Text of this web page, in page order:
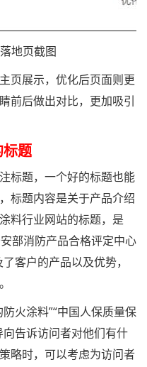
地页截图
展示，优化后页面则更
前后做出对比，更加吸引
题
题，一个好的标题也能
标题内容是关于产品介绍
料行业网站的标题，是
部消防产品合格评定中心
客户的产品以及优势，
火涂料”“中国人保质量保
告诉访问者对他们有什
略时，可以考虑为访问者